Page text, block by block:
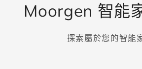
Moorgen 智能
探索屬於您的智能